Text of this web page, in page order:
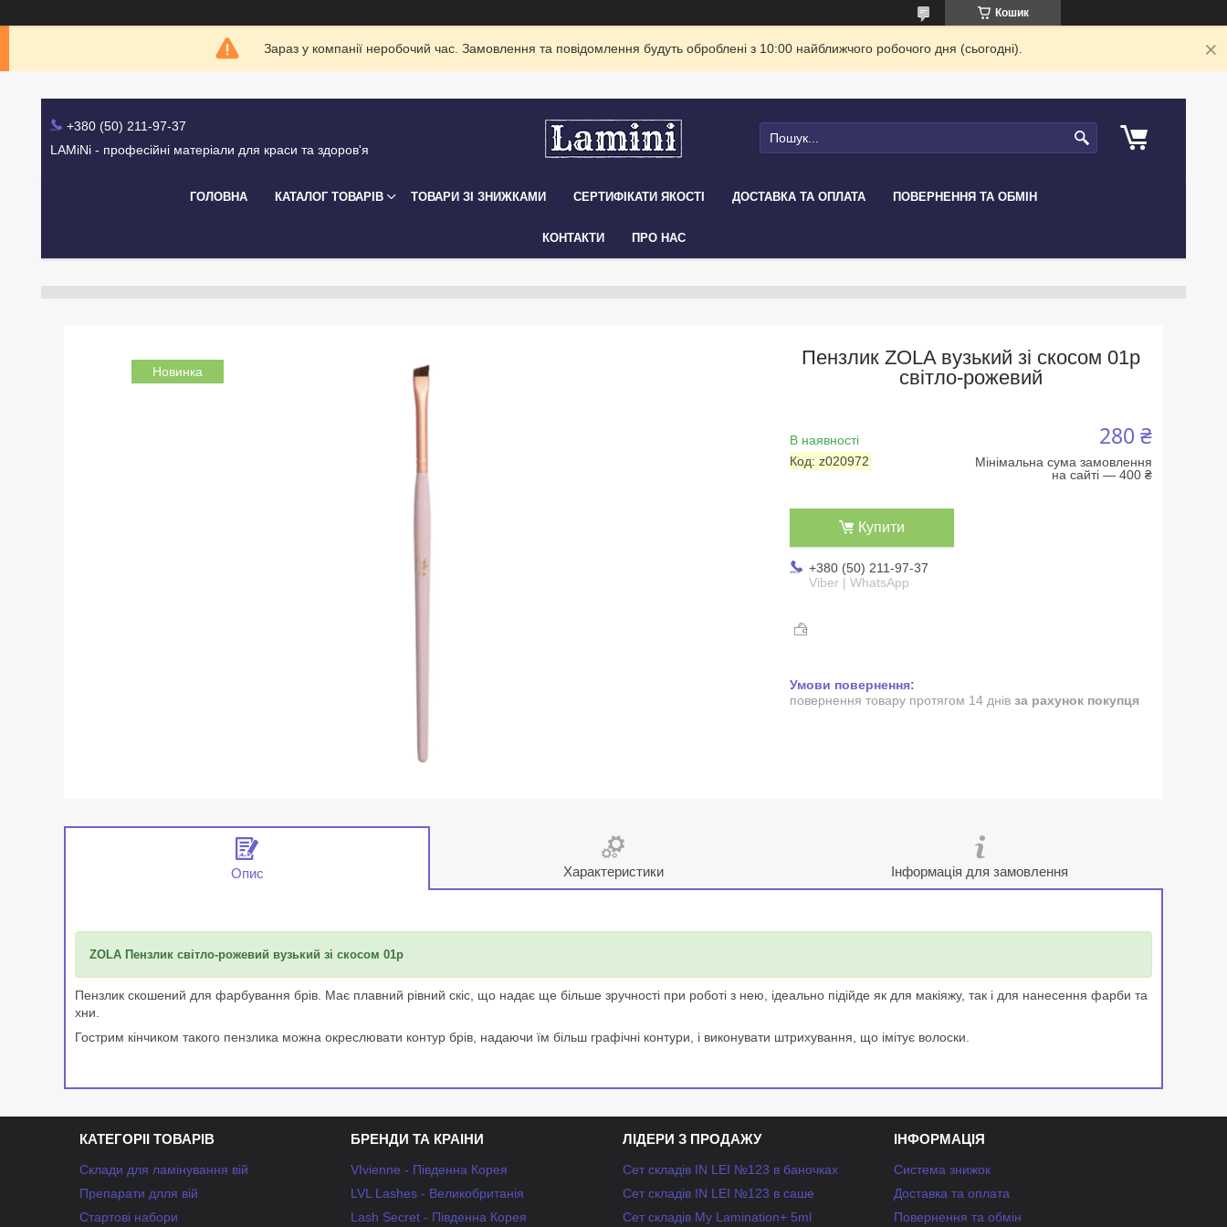
Кошик
Зараз у компанії неробочий час. Замовлення та повідомлення будуть оброблені з 10:00 найближчого робочого дня (сьогодні).
+380 (50) 211-97-37
LAMiNi - професійні матеріали для краси та здоров'я
ГОЛОВНА КАТАЛОГ ТОВАРІВ ТОВАРИ ЗІ ЗНИЖКАМИ СЕРТИФІКАТИ ЯКОСТІ ДОСТАВКА ТА ОПЛАТА ПОВЕРНЕННЯ ТА ОБМІН
КОНТАКТИ ПРО НАС
Новинка
Пензлик ZOLA вузький зі скосом 01p
світло-рожевий
В наявності
Код: z020972
280 ₴
Мінімальна сума замовлення
на сайті — 400 ₴
Купити
+380 (50) 211-97-37
Viber | WhatsApp
повернення товару протягом 14 днів за рахунок покупця
Опис Характеристики Інформація для замовлення
ZOLA Пензлик світло-рожевий вузький зі скосом 01p
Пензлик скошений для фарбування брів. Має плавний рівний скіс, що надає ще більше зручності при роботі з нею, ідеально підійде як для макіяжу, так і для нанесення фарби та
хни.
Гострим кінчиком такого пензлика можна окреслювати контур брів, надаючи їм більш графічні контури, і виконувати штрихування, що імітує волоски.
КАТЕГОРІІ ТОВАРІВ
Склади для ламінування вій
Препарати длля вій
Стартові набори
БРЕНДИ ТА КРАІНИ
VIvienne - Південна Корея
LVL Lashes - Великобританія
Lash Secret - Південна Корея
ЛІДЕРИ З ПРОДАЖУ
Сет складів IN LEI №123 в баночках
Сет складів IN LEI №123 в саше
Сет складів My Lamination+ 5ml
ІНФОРМАЦІЯ
Система знижок
Доставка та оплата
Повернення та обмін